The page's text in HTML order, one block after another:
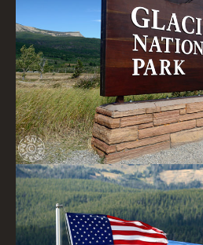
Einfahrt Glacier